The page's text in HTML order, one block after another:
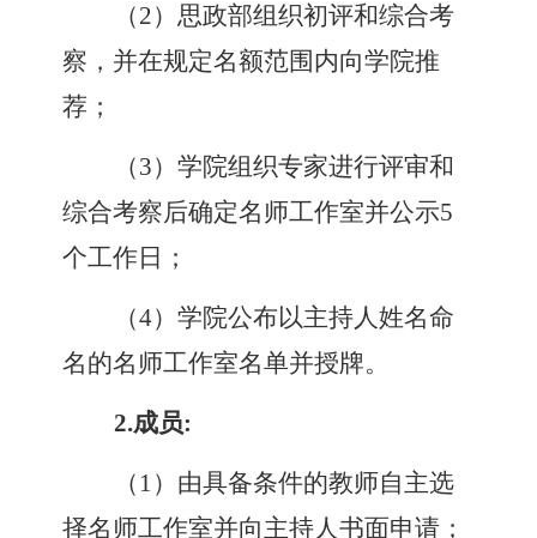
（2） 思政部组织初评和综合考
察 ， 并在规定名额范围内向学院推
荐；
（3） 学院组织专家进行评审和
综合考察后确定名师工作室并公示5
个工作日 ；
（4） 学院公布以主持人姓名命
名的名师工作室名单并授牌。
2.成员:
（ 1） 由具备条件的教师自主选
择名师工作室并向主持人书面申请；